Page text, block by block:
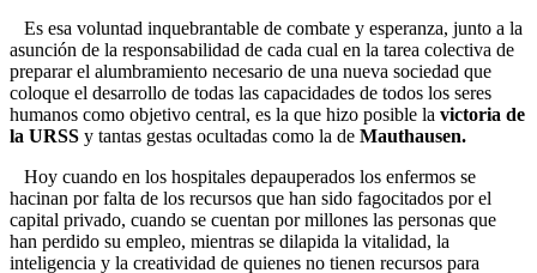
Es esa voluntad inquebrantable de combate y esperanza, junto a la
asunción de la responsabilidad de cada cual en la tarea colectiva de
preparar el alumbramiento necesario de una nueva sociedad que
coloque el desarrollo de todas las capacidades de todos los seres
humanos como objetivo central, es la que hizo posible la victoria de
la URSS y tantas gestas ocultadas como la de Mauthausen.
Hoy cuando en los hospitales depauperados los enfermos se
hacinan por falta de los recursos que han sido fagocitados por el
capital privado, cuando se cuentan por millones las personas que
han perdido su empleo, mientras se dilapida la vitalidad, la
inteligencia y la creatividad de quienes no tienen recursos para